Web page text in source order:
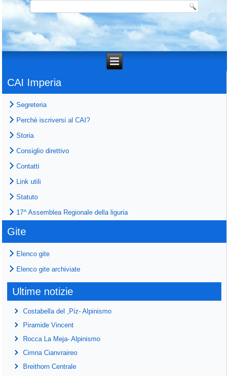
CAI Imperia
Segreteria
Perchè iscriversi al CAI?
Storia
Consiglio direttivo
Contatti
Link utili
Statuto
17^ Assemblea Regionale della liguria
Gite
Elenco gite
Elenco gite archiviate
Ultime notizie
Costabella del ,Piz- Alpinismo
Piramide Vincent
Rocca La Meja- Alpinismo
Cimna Cianvraireo
Breithorn Centrale